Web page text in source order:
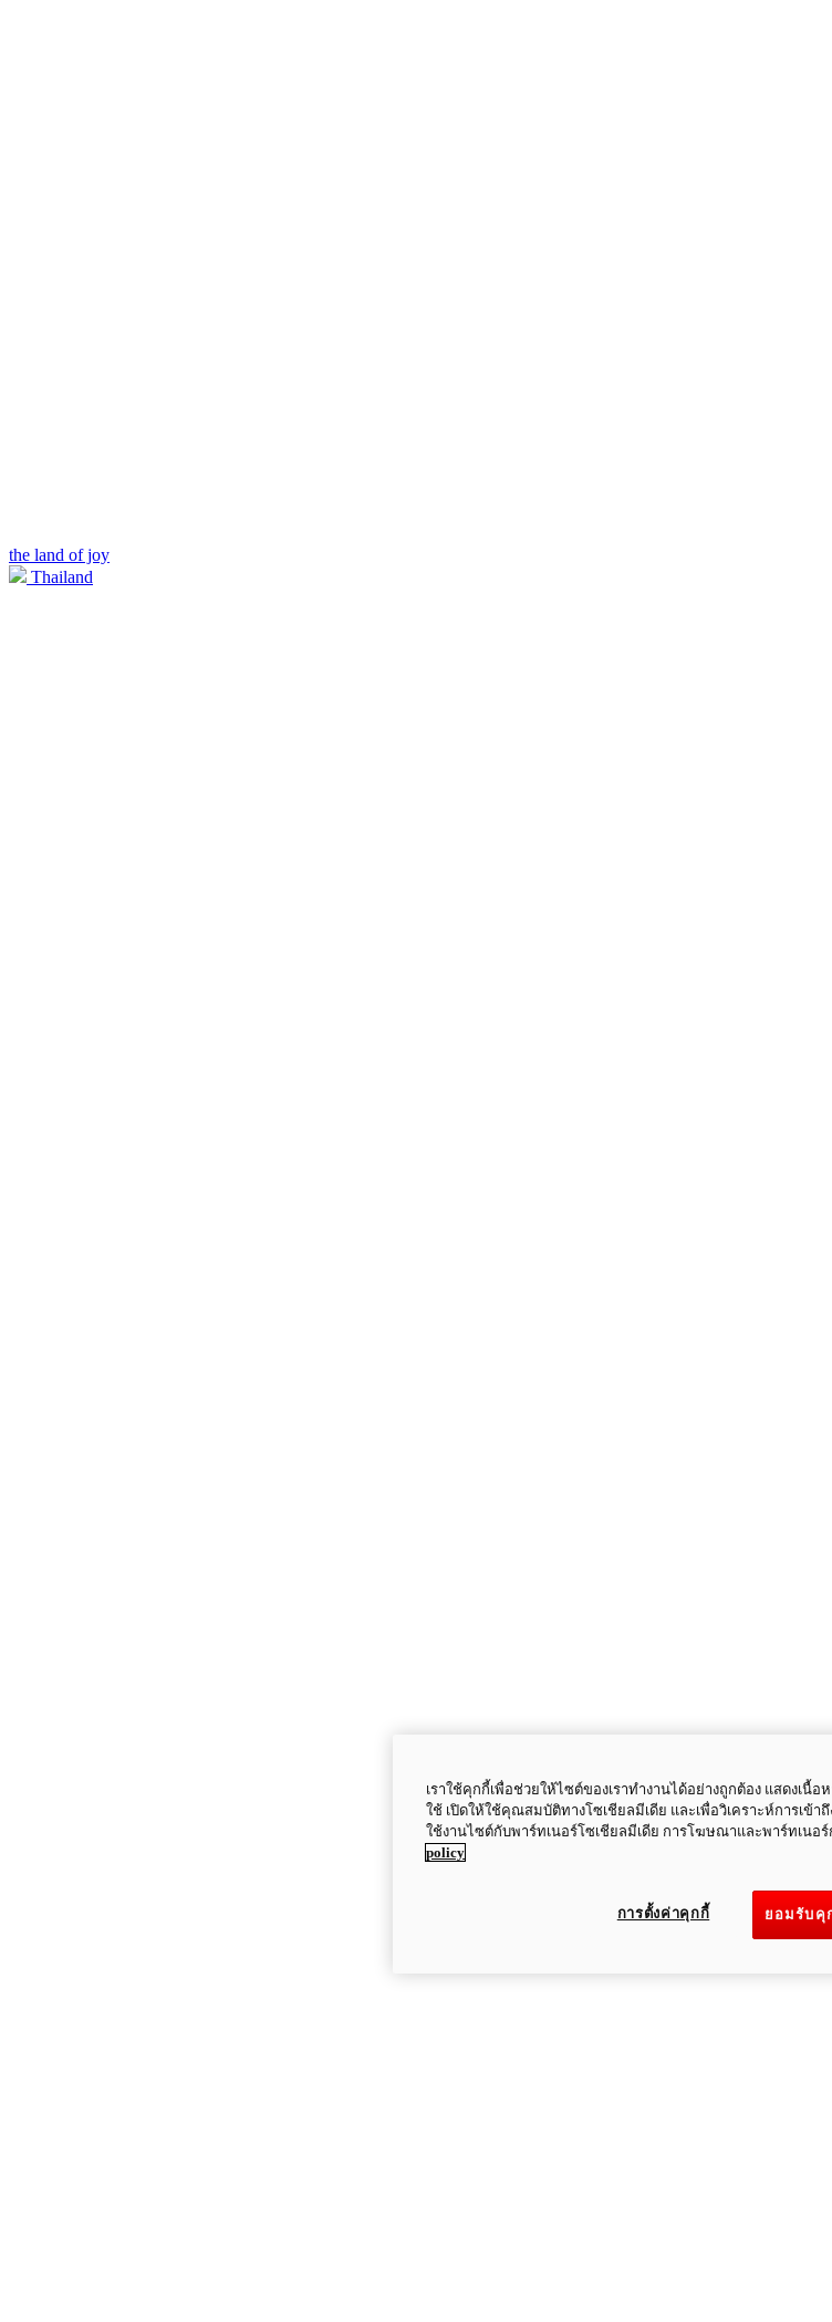
the land of joy
Thailand
เราใช้คุกกี้เพื่อช่วยให้ไซต์ของเราทำงานได้อย่างถูกต้อง แสดงเ
ใช้ เปิดให้ใช้คุณสมบัติทางโซเชียลมีเดีย และเพื่อวิเคราะห์การเข้า
ใช้งานไซต์กับพาร์ทเนอร์โซเชียลมีเดีย การโฆษณาและพาร์ทเนอร์
policy
ยอมรับคุ
การตั้งค่าคุกกี้